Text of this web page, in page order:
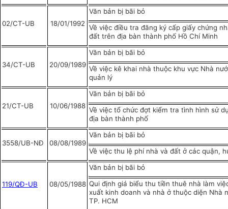
02/CT-UB 18/01/1992
Văn bản bị bãi bỏ
Về việc điều tra đăng ký cấp giấy chứng
đất trên địa bàn thành phố Hồ Chí Minh
34/CT-UB 20/09/1989
Văn bản bị bãi bỏ
Về việc kê khai nhà thuộc khu vực Nhà
quản lý
21/CT-UB 10/06/1988
Văn bản bị bãi bỏ
Về việc tổ chức đợt kiểm tra tình hình sử
địa bàn thành phố
3558/UB-NĐ 08/08/1989
Văn bản bị bãi bỏ
Về việc thu lệ phí nhà và đất ở các quận,
119/QĐ-UB 08/05/1988
Văn bản bị bãi bỏ
Qui định giá biểu thu tiền thuê nhà làm
xuất kinh doanh và nhà ở thuộc diện Nhà
TP. HCM